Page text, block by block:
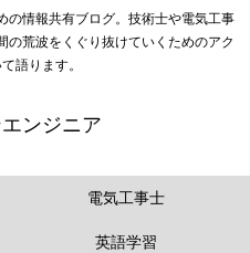
の情報共有ブログ。技術士や電気工事
の荒波をくぐり抜けていくためのアク
語ります。
ンジニア
電気工事士
英語学習